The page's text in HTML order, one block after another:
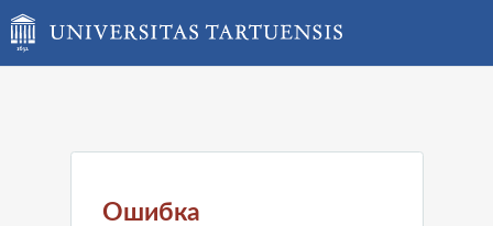
Ошибка